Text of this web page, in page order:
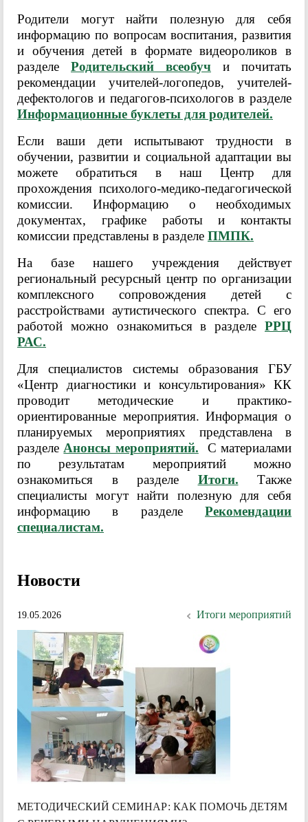
Родители могут найти полезную для себя
информацию по вопросам воспитания, развития
и обучения детей в формате видеороликов в
разделе Родительский всеобуч и почитать
рекомендации учителей-логопедов, учителей-
дефектологов и педагогов-психологов в разделе
Информационные буклеты для родителей.
Если ваши дети испытывают трудности в
обучении, развитии и социальной адаптации вы
можете обратиться в наш Центр для
прохождения психолого-медико-педагогической
комиссии. Информацию о необходимых
документах, графике работы и контакты
комиссии представлены в разделе ПМПК.
На базе нашего учреждения действует
региональный ресурсный центр по организации
комплексного сопровождения детей с
расстройствами аутистического спектра. С его
работой можно ознакомиться в разделе РРЦ
РАС.
Для специалистов системы образования ГБУ
«Центр диагностики и консультирования» КК
проводит методические и практико-
ориентированные мероприятия. Информация о
планируемых мероприятиях представлена в
разделе Анонсы мероприятий. С материалами
по результатам мероприятий можно
ознакомиться в разделе Итоги. Также
специалисты могут найти полезную для себя
информацию в разделе Рекомендации
специалистам.
Новости
19.05.2026 Итоги мероприятий
МЕТОДИЧЕСКИЙ СЕМИНАР: КАК ПОМОЧЬ ДЕТЯМ